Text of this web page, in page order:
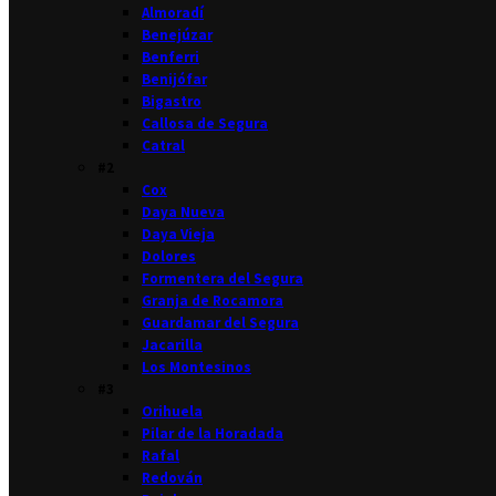
Almoradí
Benejúzar
Benferri
Benijófar
Bigastro
Callosa de Segura
Catral
Cox
Daya Nueva
Daya Vieja
Dolores
Formentera del Segura
Granja de Rocamora
Guardamar del Segura
Jacarilla
Los Montesinos
Orihuela
Pilar de la Horadada
Rafal
Redován